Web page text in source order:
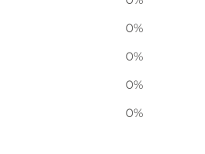
0%
0%
0%
0%